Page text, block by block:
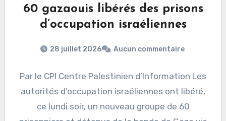
60 gazaouis libérés des prisons
d’occupation israéliennes
28 juillet 2026 Aucun commentaire
Par le CPI Centre Palestinien d’Information Les
autorités d’occupation israéliennes ont libéré,
ce lundi soir, un nouveau groupe de 60